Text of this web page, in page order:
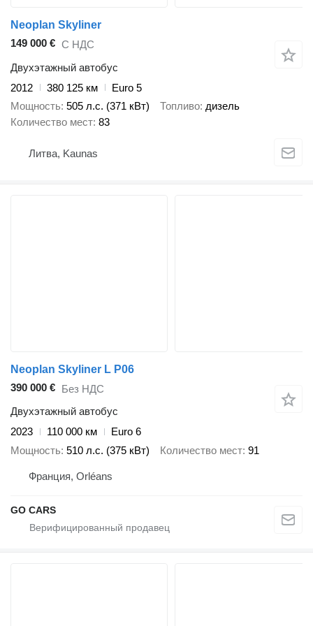
Neoplan Skyliner
149 000 € С НДС
Двухэтажный автобус
2012
380 125 км
Euro 5
Мощность 505 л.с. (371 кВт) Топливо дизель
Количество мест 83
Литва, Kaunas
Neoplan Skyliner L P06
390 000 € Без НДС
Двухэтажный автобус
2023
110 000 км
Euro 6
Мощность 510 л.с. (375 кВт) Количество мест 91
Франция, Orléans
GO CARS